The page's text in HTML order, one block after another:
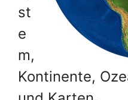
st
e
m,
Kontinente,